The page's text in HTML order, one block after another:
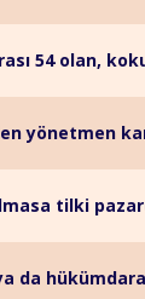
54 olan,
yönetmen
tilki
da